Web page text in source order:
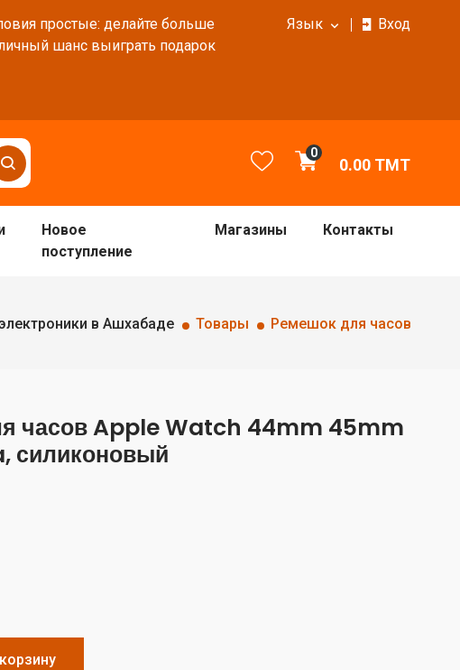
простые: делайте больше
шанс выиграть подарок
Язык Вход
0
0.00 TMT
Новое
поступление
Магазины Контакты
в Ашхабаде Товары Ремешок для часов
часов Apple Watch 44mm 45mm
силиконовый